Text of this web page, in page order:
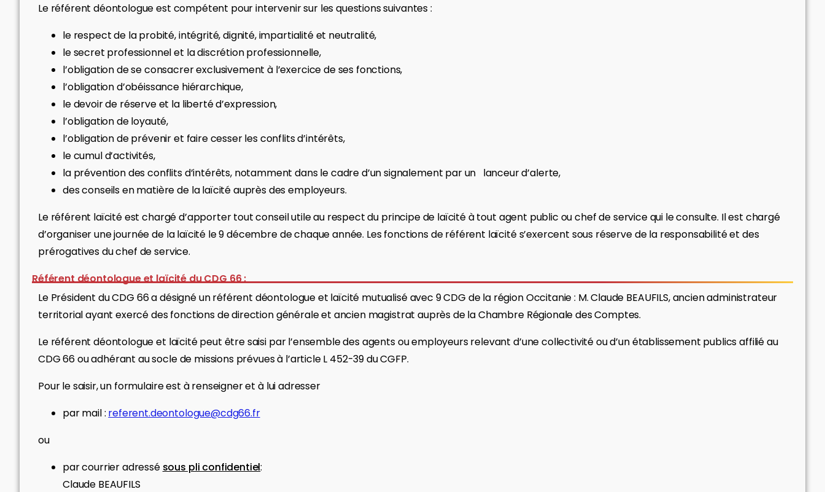
Le référent déontologue est compétent pour intervenir sur les questions suivantes :
le respect de la probité, intégrité, dignité, impartialité et neutralité,
le secret professionnel et la discrétion professionnelle,
l’obligation de se consacrer exclusivement à l’exercice de ses fonctions,
l’obligation d’obéissance hiérarchique,
le devoir de réserve et la liberté d’expression,
l’obligation de loyauté,
l’obligation de prévenir et faire cesser les conflits d’intérêts,
le cumul d’activités,
la prévention des conflits d’intérêts, notamment dans le cadre d’un signalement par un lanceur d’alerte,
des conseils en matière de la laïcité auprès des employeurs.
Le référent laïcité est chargé d’apporter tout conseil utile au respect du principe de laïcité à tout agent public ou chef de service qui le consulte. Il est chargé
d’organiser une journée de la laïcité le 9 décembre de chaque année. Les fonctions de référent laïcité s’exercent sous réserve de la responsabilité et des
prérogatives du chef de service.
Référent déontologue et laïcité du CDG 66 :
Le Président du CDG 66 a désigné un référent déontologue et laïcité mutualisé avec 9 CDG de la région Occitanie : M. Claude BEAUFILS, ancien administrateur
territorial ayant exercé des fonctions de direction générale et ancien magistrat auprès de la Chambre Régionale des Comptes.
Le référent déontologue et laïcité peut être saisi par l’ensemble des agents ou employeurs relevant d’une collectivité ou d’un établissement publics affilié au
CDG 66 ou adhérant au socle de missions prévues à l’article L 452-39 du CGFP.
Pour le saisir, un formulaire est à renseigner et à lui adresser
par mail : referent.deontologue@cdg66.fr
ou
par courrier adressé sous pli confidentiel:
Claude BEAUFILS